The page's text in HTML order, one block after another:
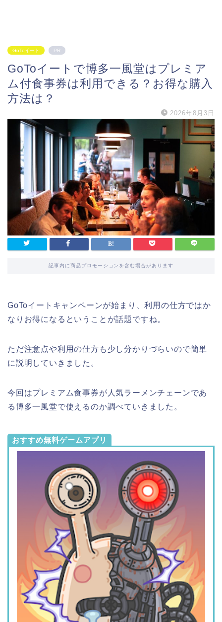
GoToイート PR
GoToイートで博多一風堂はプレミア
ム付食事券は利用できる？お得な購入
方法は？
2026年8月3日
記事内に商品プロモーションを含む場合があります
GoToイートキャンペーンが始まり、利用の仕方ではか
なりお得になるということが話題ですね。
ただ注意点や利用の仕方も少し分かりづらいので簡単
に説明していきました。
今回はプレミアム食事券が人気ラーメンチェーンであ
る博多一風堂で使えるのか調べていきました。
おすすめ無料ゲームアプリ